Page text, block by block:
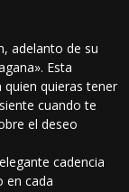
adelanto de su
Esta
quien quieras tener
cuando te
el deseo
cadencia
en cada